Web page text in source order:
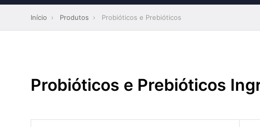
Início › Produtos › Probióticos e Prebióticos
Probióticos e Prebióticos